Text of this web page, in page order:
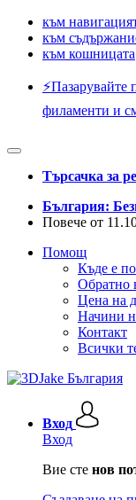
към
към
към кошницата
⚡️Пазарувайте
филаменти и
Търсачка за
България:
Повече от
Помощ
Къде е
Обратно
Цена на
Начини
Контакт
Всички
Вход
Вход
Вие сте нов